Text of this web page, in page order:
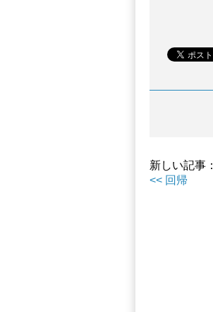
新しい記事：
<< 回帰